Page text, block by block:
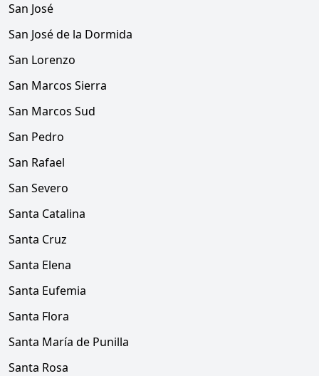
San José
San José de la Dormida
San Lorenzo
San Marcos Sierra
San Marcos Sud
San Pedro
San Rafael
San Severo
Santa Catalina
Santa Cruz
Santa Elena
Santa Eufemia
Santa Flora
Santa María de Punilla
Santa Rosa